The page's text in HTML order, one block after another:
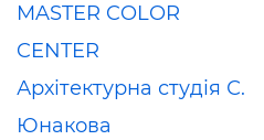
MASTER COLOR
CENTER
Архітектурна студія С.
Юнакова